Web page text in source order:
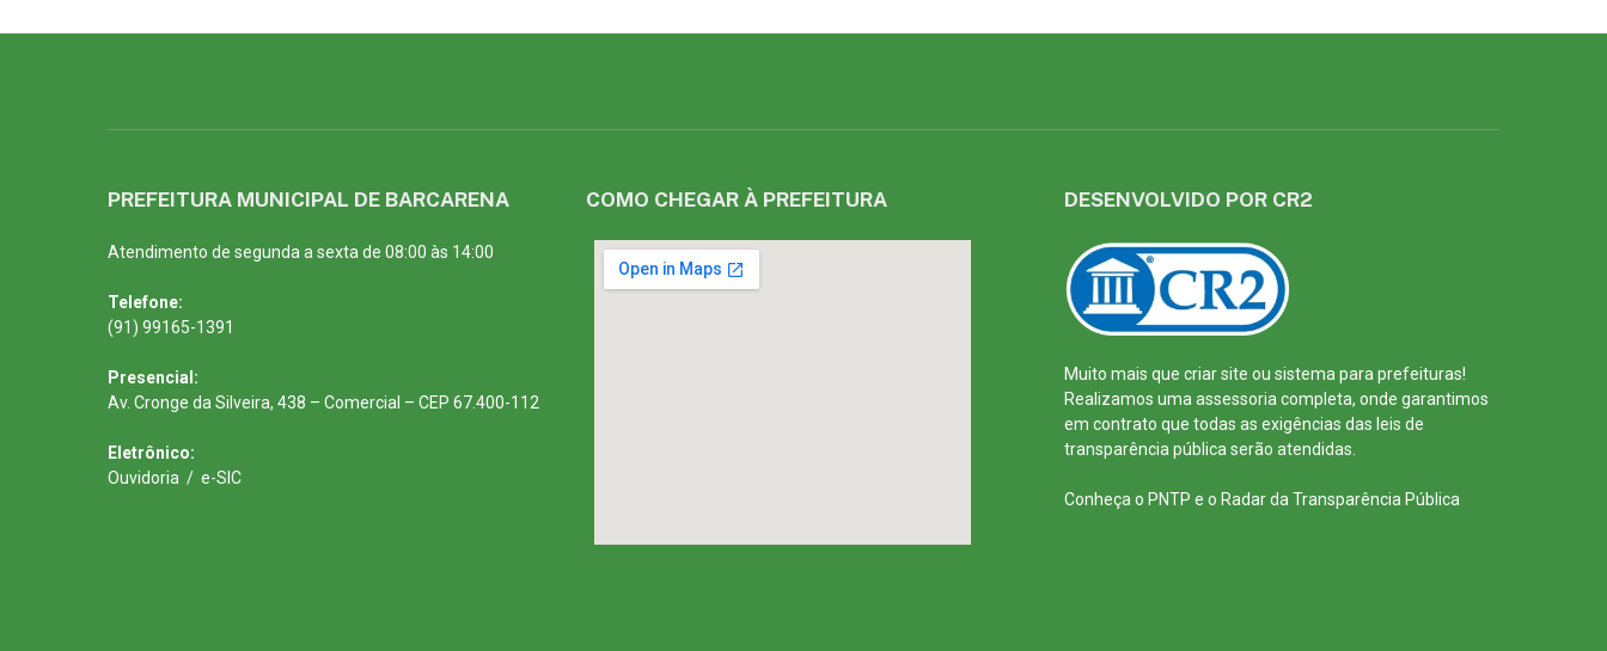
PREFEITURA MUNICIPAL DE BARCARENA
Atendimento de segunda a sexta de 08:00 às 14:00
Telefone:
(91) 99165-1391
Presencial:
Av. Cronge da Silveira, 438 – Comercial – CEP 67.400-112
Eletrônico:
Ouvidoria / e-SIC
COMO CHEGAR À PREFEITURA DESENVOLVIDO POR CR2
Muito mais que criar site ou sistema para prefeituras!
Realizamos uma assessoria completa, onde garantimos
em contrato que todas as exigências das leis de
transparência pública serão atendidas.
Conheça o PNTP e o Radar da Transparência Pública